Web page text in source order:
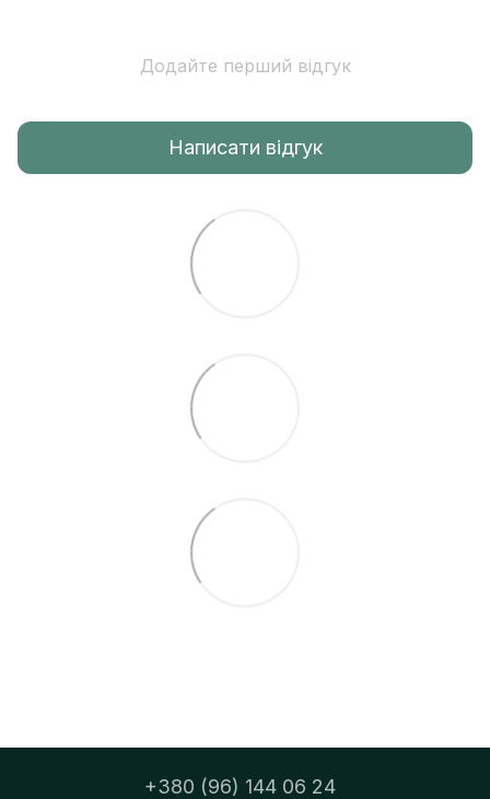
Додайте перший відгук
Написати відгук
+380 (96) 144 06 24